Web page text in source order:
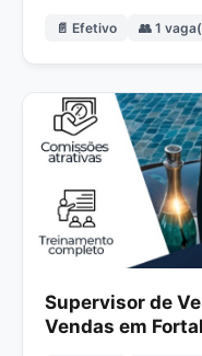
📄 Efetivo 👥 1
Supervisor de
Vendas em